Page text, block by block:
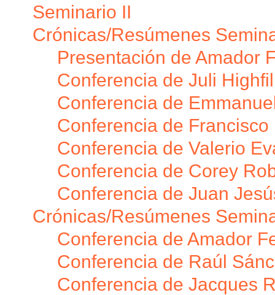
Seminario II
Crónicas/Resúmenes
Presentación de Amador
Conferencia de Juli
Conferencia de
Conferencia de Francisco
Conferencia de Valerio
Conferencia de Corey
Conferencia de Juan
Crónicas/Resúmenes
Conferencia de Amador
Conferencia de Raúl
Conferencia de Jacques